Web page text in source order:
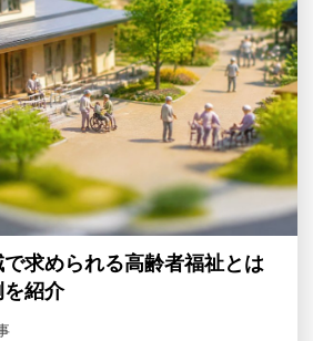
求められる高齢者福祉とは
紹介